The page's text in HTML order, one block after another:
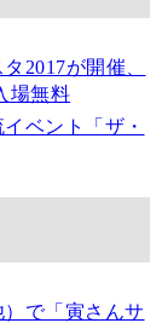
2017が開催、
場無料
ベント「ザ・
で「寅さんサ